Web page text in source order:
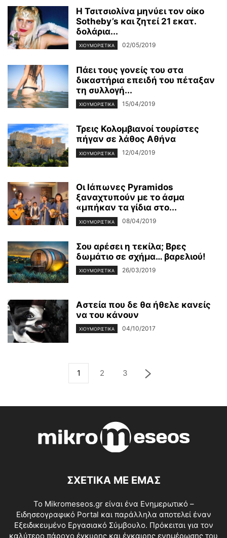
Η Τσιτσιολίνα μηνύει τον οίκο
Sotheby’s και ζητεί 21 εκατ.
δολάρια...
ΧΙΟΥΜΟΡΙΣΤΙΚΆ 02/05/2019
Πάει τους γονείς του στα
δικαστήρια επειδή του πέταξαν
τη συλλογή...
ΧΙΟΥΜΟΡΙΣΤΙΚΆ 15/04/2019
Τρεις Κολομβιανοί τουρίστες
πήγαν σε λάθος Αθήνα
ΧΙΟΥΜΟΡΙΣΤΙΚΆ 12/04/2019
Οι Ιάπωνες Pyramidos
ξαναχτυπούν με το άσμα
«μπήκαν τα γίδια στο...
ΧΙΟΥΜΟΡΙΣΤΙΚΆ 08/04/2019
Σου αρέσει η τεκίλα; Βρες
δωμάτιο σε σχήμα… βαρελιού!
ΧΙΟΥΜΟΡΙΣΤΙΚΆ 26/03/2019
Αστεία που δε θα ήθελε κανείς
να του κάνουν
ΧΙΟΥΜΟΡΙΣΤΙΚΆ 04/10/2017
1 2 3
ΣΧΕΤΙΚΑ ΜΕ ΕΜΑΣ
Το Mikromeseos.gr είναι ένα Ενημερωτικό –
Ειδησεογραφικό Portal και παράλληλα αποτελεί έναν
Εξειδικευμένο Εργασιακό Σύμβουλο. Πρόκειται για τον
καλύτερο πάροχο έγκυρης και έγκαιρης ενημέρωσης του